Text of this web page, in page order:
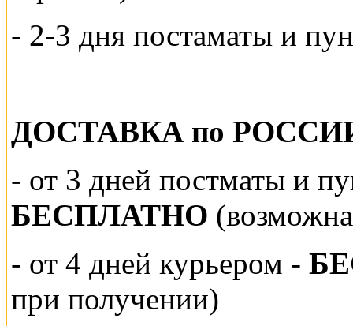
- 2-3 дня постаматы и
ДОСТАВКА по
- от 3 дней постматы и
БЕСПЛАТНО
- от 4 дней курьером -
при получении)